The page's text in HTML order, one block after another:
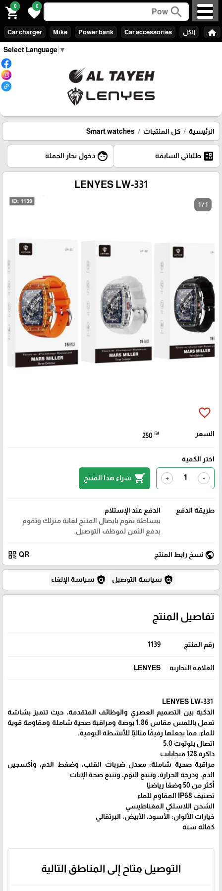
Select Language ▼
search
0
favorite
0
shopping_cart
home الكل Car charger Mike Power bank Car accessories
الرئيسية كل المنتجات Smart watches
ballot طلباتي السابقة face دخول تجار الجملة
LENYES LW-331
1 / 1
favorite_border
السعر 250 ₪
اختر الكمية
-
+
shopping_cart شراء هذا المنتج
طريقة الدفع
الدفع عند الإستلام
ببساطة نقوم بايصال المنتج لغاية منزلك وتقوم
بدفع الثمن لموظف التوصيل.
public نسخ رابط المنتج QR
qr_code
policy سياسة التوصيل policy سياسة الإلغاء
تفاصيل المنتج
رقم المنتج 1139
العلامة التجارية LENYES
الذكية بين التصميم العصري والوظائف المتقدمة، حيث تتميز بشاشة
تعمل باللمس مقاس 1.86 بوصة ومراقبة صحية شاملة ومقاومة قوية
للماء، مما يجعلها رفيقًا مثاليًا للأنشطة اليومية.
اتصال بلوتوث 5.0
ذاكرة 128 ميجابايت
مراقبة صحية شاملة: معدل ضربات القلب، وضغط الدم، وأكسجين
الدم، ودرجة الحرارة، وتتبع النوم، وتتبع صحة الإناث
أكثر من 50 وضعًا رياضيًا
تصنيف IP68 المقاوم للماء
الشحن اللاسلكي المغناطيسي
خيارات الألوان: الأسود، الأبيض، البرتقالي
كفالة سنة
التوصيل متاح إلى المناطق التالية